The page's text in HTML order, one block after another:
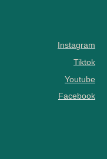
Instagram
Tiktok
Youtube
Facebook